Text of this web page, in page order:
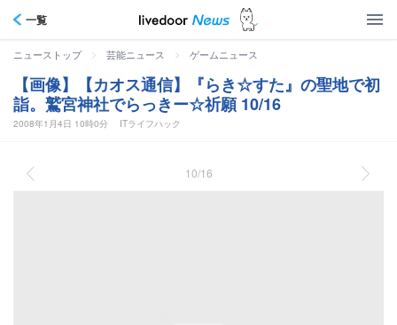
一覧
ニューストップ > 芸能ニュース > ゲームニュース
【画像】【カオス通信】『らき☆すた』の聖地で初
詣。鷲宮神社でらっきー☆祈願 10/16
2008年1月4日 10時0分 ITライフハック
10/16